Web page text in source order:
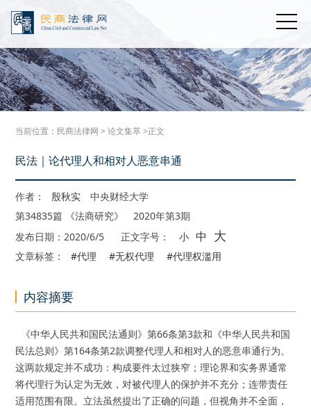
当前位置： 民商法律网 >论文集萃>正文
民法｜论代理人和相对人恶意串通
作者： 殷秋实 中央财经大学
第34835篇 《法商研究》 2020年第3期
发布日期：2020/6/5
正文字号： 小 中 大
文章标签： #代理 #无权代理 #代理权滥用
内容摘要
《中华人民共和国民法通则》第66条第3款和《中华人民共和国
民法总则》第164条第2款调整代理人和相对人的恶意串通行为。
这两款规定并不成功：构成要件太过狭窄；理论界和实务界通常
将代理行为认定为无效，对被代理人的保护并不充分；连带责任
适用范围有限。立法虽然提出了正确的问题，但视角并不全面，